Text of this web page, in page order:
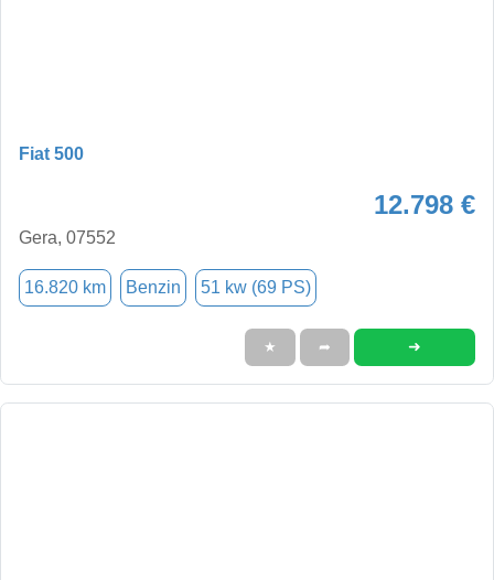
Fiat 500
12.798 €
Gera, 07552
16.820 km Benzin 51 kw (69 PS)
★ ➦ ➜